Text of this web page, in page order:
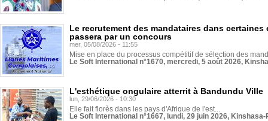
Le recrutement des mandataires dans
passera par un concours
mer, 05/08/2026 - 11:55
Mise en place du processus compétitif de sélection des
Le Soft International n°1670, mercredi, 5 août 2026,
L'esthétique ongulaire atterrit à Bandundu Ville
lun, 29/06/2026 - 10:30
Elle fait florès dans les pays d'Afrique de l'est...
Le Soft International n°1667, lundi, 29 juin 2026,